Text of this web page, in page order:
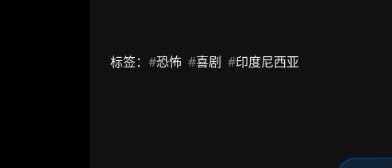
标签： #恐怖 #喜剧 #印度尼西亚